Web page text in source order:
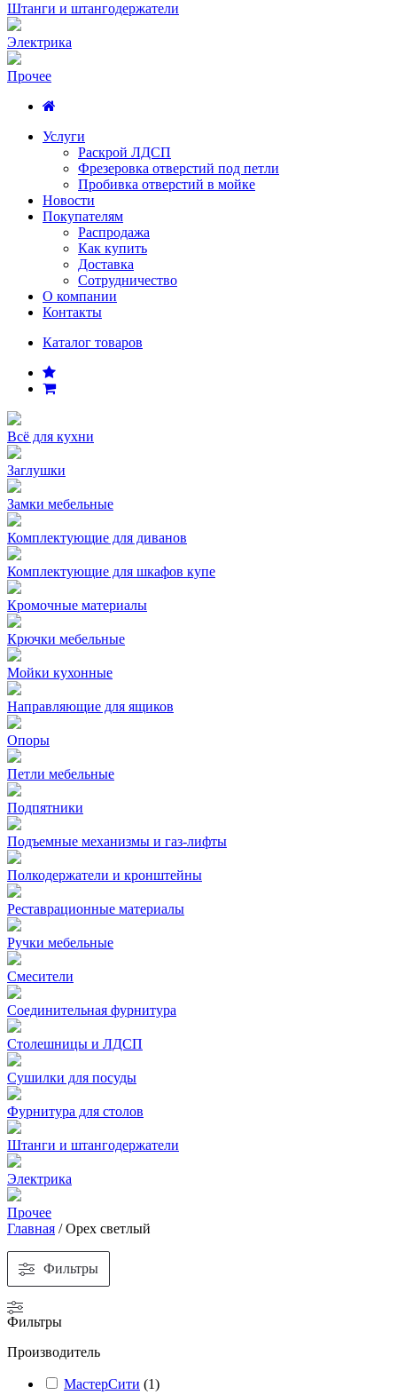
Штанги и штангодержатели
Электрика
Прочее
Услуги
Раскрой ЛДСП
Фрезеровка отверстий под петли
Пробивка отверстий в мойке
Новости
Покупателям
Распродажа
Как купить
Доставка
Сотрудничество
О компании
Контакты
Каталог товаров
Всё для кухни
Заглушки
Замки мебельные
Комплектующие для диванов
Комплектующие для шкафов купе
Кромочные материалы
Крючки мебельные
Мойки кухонные
Направляющие для ящиков
Опоры
Петли мебельные
Подпятники
Подъемные механизмы и газ-лифты
Полкодержатели и кронштейны
Реставрационные материалы
Ручки мебельные
Смесители
Соединительная фурнитура
Столешницы и ЛДСП
Сушилки для посуды
Фурнитура для столов
Штанги и штангодержатели
Электрика
Прочее
Главная /Орех светлый
Фильтры
Фильтры
Производитель
МастерСити (1)